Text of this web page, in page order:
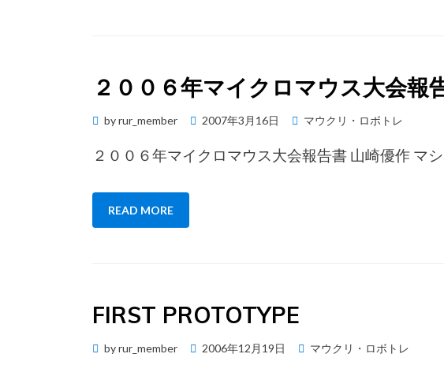
２００６年マイクロマウス大会報
byrur_member
Posted
2007年3月16日 マウクリ・ロボトレ
２００６年マイクロマウス大会報告書 山崎優作 マ
READ MORE
FIRST PROTOTYPE
byrur_member
Posted
2006年12月19日 マウクリ・ロボトレ